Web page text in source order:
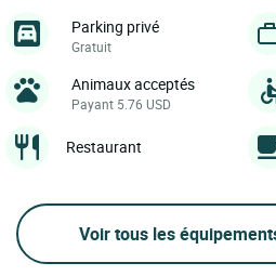
Parking privé
Gratuit
Animaux acceptés
Payant 5.76 USD
Restaurant
Voir tous les